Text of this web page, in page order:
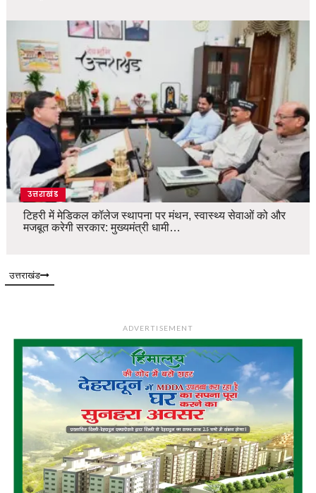
उत्तराखंड
टिहरी में मेडिकल कॉलेज स्थापना पर मंथन, स्वास्थ्य सेवाओं को और
मजबूत करेगी सरकार: मुख्यमंत्री धामी…
उत्तराखंड
ADVERTISEMENT